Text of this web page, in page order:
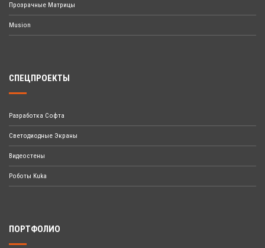
Прозрачные Матрицы
Musion
СПЕЦПРОЕКТЫ
Разработка Софта
Светодиодные Экраны
Видеостены
Роботы Kuka
ПОРТФОЛИО